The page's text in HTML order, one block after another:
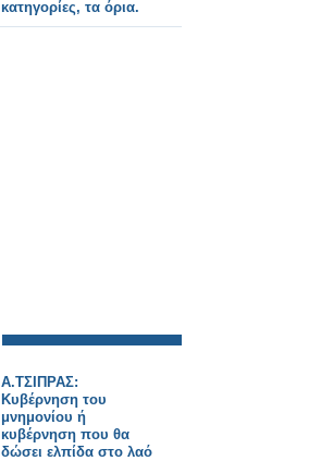
κατηγορίες, τα όρια.
A.ΤΣΙΠΡΑΣ:
Κυβέρνηση του
μνημονίου ή
κυβέρνηση που θα
δώσει ελπίδα στο λαό